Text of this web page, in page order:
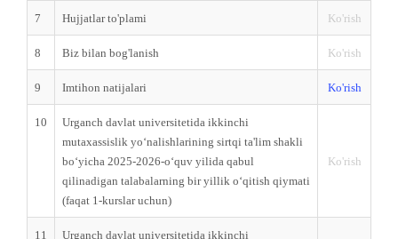
7 Hujjatlar to'plami Ko'rish
8 Biz bilan bog'lanish Ko'rish
9 Imtihon natijalari Ko'rish
10
Urganch davlat universitetida ikkinchi
mutaxassislik yo‘nalishlarining sirtqi ta'lim shakli
bo‘yicha 2025-2026-o‘quv yilida qabul
qilinadigan talabalarning bir yillik o‘qitish qiymati
(faqat 1-kurslar uchun)
Ko'rish
11
Urganch davlat universitetida ikkinchi